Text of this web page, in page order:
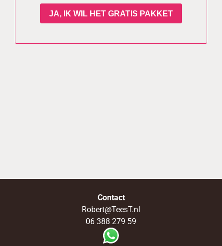
Contact
Robert@TeesT.nl
06 388 279 59